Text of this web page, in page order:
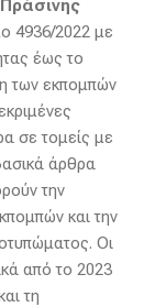
4936/2022 με
έως το
των εκπομπών
σε τομείς με
άρθρα
την
και την
Οι
από το 2023
τη